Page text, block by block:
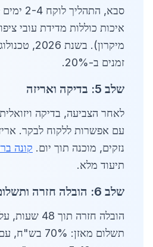
מיקרון).
זמנים ב-20%.
שלב 5: בדיקה ואריזה
לאחר הצביעה, בדיקה
עם אפשרות ללקוח לבקר.
נזקים, מוכנה תוך יום. קונה
תיעוד מלא.
שלב 6: הובלה חזרה ותשלום סופי
תשלום מאזן: